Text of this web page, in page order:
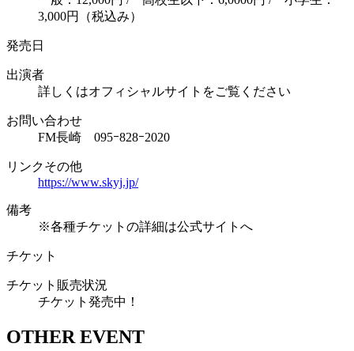
3,000円（税込み）
発売日
出演者
詳しくはオフィシャルサイトをご覧ください
お問い合わせ
FM長崎 095ｰ828ｰ2020
リンクその他
https://www.skyj.jp/
備考
※各種チケットの詳細は公式サイトへ
チケット
チケット販売状況
チケット発売中！
OTHER EVENT